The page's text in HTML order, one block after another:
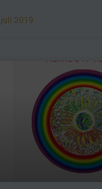
juli 2019